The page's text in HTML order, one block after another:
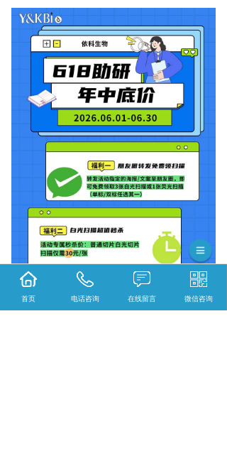
首页 电话咨询 在线留言 微信咨询